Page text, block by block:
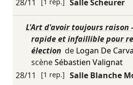
28/11 Salle Scheurer
L'Art d'avoir toujours raison
rapide et infaillible pour
élection de Logan De
scèneSébastien Valignat
28/11
[1 rep.] Salle Blanche